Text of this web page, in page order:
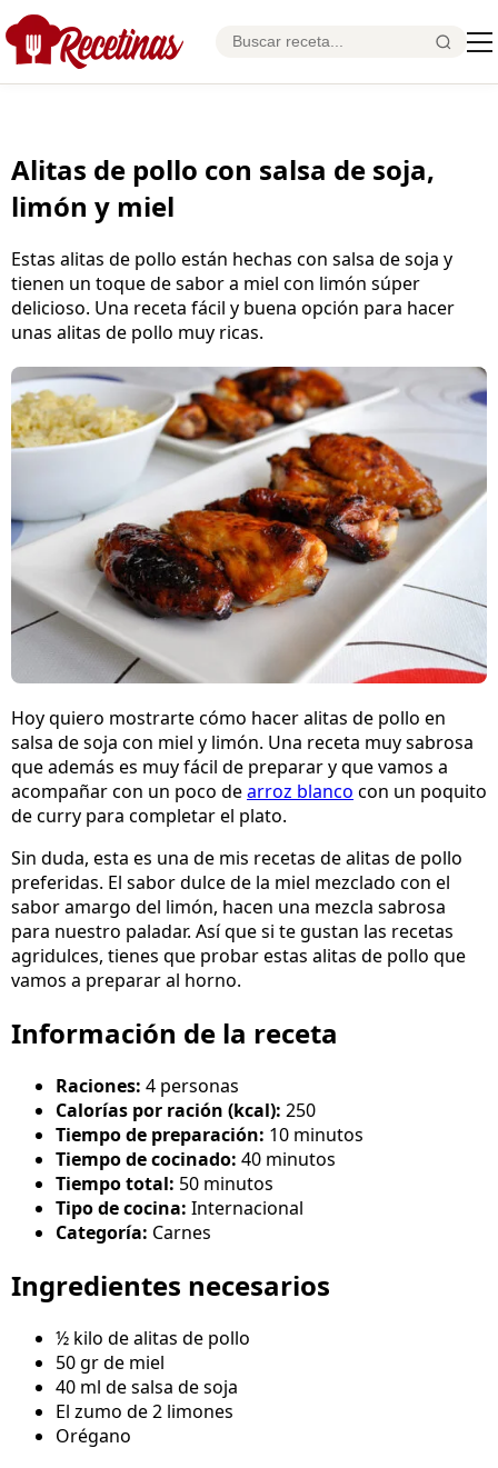
Alitas de pollo con salsa de soja,
limón y miel
Estas alitas de pollo están hechas con salsa de soja y
tienen un toque de sabor a miel con limón súper
delicioso. Una receta fácil y buena opción para hacer
unas alitas de pollo muy ricas.
Hoy quiero mostrarte cómo hacer alitas de pollo en
salsa de soja con miel y limón. Una receta muy sabrosa
que además es muy fácil de preparar y que vamos a
acompañar con un poco dearroz blanco con un poquito
de curry para completar el plato.
Sin duda, esta es una de mis recetas de alitas de pollo
preferidas. El sabor dulce de la miel mezclado con el
sabor amargo del limón, hacen una mezcla sabrosa
para nuestro paladar. Así que si te gustan las recetas
agridulces, tienes que probar estas alitas de pollo que
vamos a preparar al horno.
Información de la receta
Raciones: 4 personas
Calorías por ración (kcal): 250
Tiempo de preparación: 10 minutos
Tiempo de cocinado: 40 minutos
Tiempo total: 50 minutos
Tipo de cocina: Internacional
Categoría: Carnes
Ingredientes necesarios
½ kilo de alitas de pollo
50 gr de miel
40 ml de salsa de soja
El zumo de 2 limones
Orégano